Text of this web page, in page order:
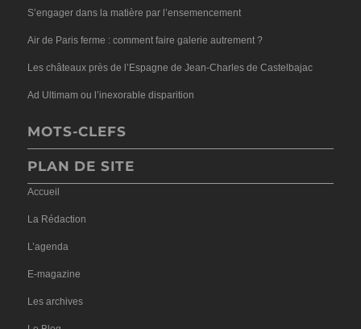
S’engager dans la matière par l’ensemencement
Air de Paris ferme : comment faire galerie autrement ?
Les châteaux près de l’Espagne de Jean-Charles de Castelbajac
Ad Ultimam ou l’inexorable disparition
MOTS-CLEFS
PLAN DE SITE
Accueil
La Rédaction
L’agenda
E-magazine
Les archives